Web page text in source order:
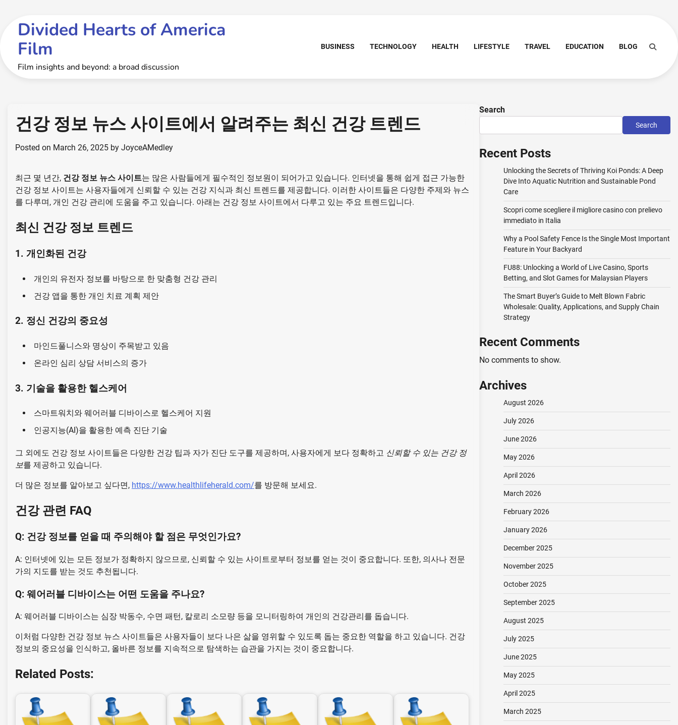
contentDivided Hearts of America
Film
Film insights and beyond: a broad discussion
BUSINESS TECHNOLOGY HEALTH LIFESTYLE TRAVEL EDUCATION BLOG
건강 정보 뉴스 사이트에서 알려주는 최신 건강 트렌드
Posted on March 26, 2025 by JoyceAMedley
최근 몇 년간, 건강 정보 뉴스 사이트는 많은 사람들에게 필수적인 정보원이 되어가고 있습니다. 인터넷을 통해 쉽게 접근 가능한
건강 정보 사이트는 사용자들에게 신뢰할 수 있는 건강 지식과 최신 트렌드를 제공합니다. 이러한 사이트들은 다양한 주제와 뉴스
를 다루며, 개인 건강 관리에 도움을 주고 있습니다. 아래는 건강 정보 사이트에서 다루고 있는 주요 트렌드입니다.
최신 건강 정보 트렌드
1. 개인화된 건강
개인의 유전자 정보를 바탕으로 한 맞춤형 건강 관리
건강 앱을 통한 개인 치료 계획 제안
2. 정신 건강의 중요성
마인드풀니스와 명상이 주목받고 있음
온라인 심리 상담 서비스의 증가
3. 기술을 활용한 헬스케어
스마트워치와 웨어러블 디바이스로 헬스케어 지원
인공지능(AI)을 활용한 예측 진단 기술
그 외에도 건강 정보 사이트들은 다양한 건강 팁과 자가 진단 도구를 제공하며, 사용자에게 보다 정확하고 신뢰할 수 있는 건강 정
보를 제공하고 있습니다.
더 많은 정보를 알아보고 싶다면, https://www.healthlifeherald.com/를 방문해 보세요.
건강 관련 FAQ
Q: 건강 정보를 얻을 때 주의해야 할 점은 무엇인가요?
A: 인터넷에 있는 모든 정보가 정확하지 않으므로, 신뢰할 수 있는 사이트로부터 정보를 얻는 것이 중요합니다. 또한, 의사나 전문
가의 지도를 받는 것도 추천됩니다.
Q: 웨어러블 디바이스는 어떤 도움을 주나요?
A: 웨어러블 디바이스는 심장 박동수, 수면 패턴, 칼로리 소모량 등을 모니터링하여 개인의 건강관리를 돕습니다.
이처럼 다양한 건강 정보 뉴스 사이트들은 사용자들이 보다 나은 삶을 영위할 수 있도록 돕는 중요한 역할을 하고 있습니다. 건강
정보의 중요성을 인식하고, 올바른 정보를 지속적으로 탐색하는 습관을 가지는 것이 중요합니다.
Related Posts:
Search
Search
Recent Posts
Unlocking the Secrets of Thriving Koi Ponds: A Deep
Dive Into Aquatic Nutrition and Sustainable Pond
Care
Scopri come scegliere il migliore casino con prelievo
immediato in Italia
Why a Pool Safety Fence Is the Single Most Important
Feature in Your Backyard
FU88: Unlocking a World of Live Casino, Sports
Betting, and Slot Games for Malaysian Players
The Smart Buyer’s Guide to Melt Blown Fabric
Wholesale: Quality, Applications, and Supply Chain
Strategy
Recent Comments
No comments to show.
Archives
August 2026
July 2026
June 2026
May 2026
April 2026
March 2026
February 2026
January 2026
December 2025
November 2025
October 2025
September 2025
August 2025
July 2025
June 2025
May 2025
April 2025
March 2025